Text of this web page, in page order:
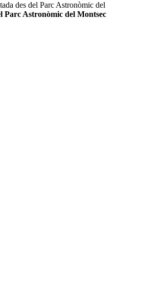
des del Parc Astronòmic del
Parc Astronòmic del Montsec